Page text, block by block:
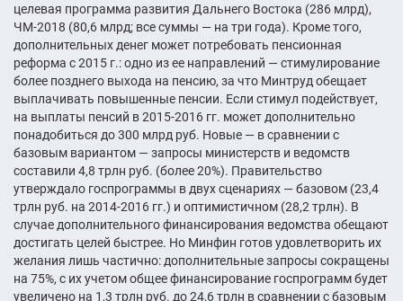
целевая программа развития Дальнего Востока (286 млрд),
ЧМ-2018 (80,6 млрд; все суммы — на три года). Кроме того,
дополнительных денег может потребовать пенсионная
реформа с 2015 г.: одно из ее направлений — стимулирование
более позднего выхода на пенсию, за что Минтруд обещает
выплачивать повышенные пенсии. Если стимул подействует,
на выплаты пенсий в 2015-2016 гг. может дополнительно
понадобиться до 300 млрд руб. Новые — в сравнении с
базовым вариантом — запросы министерств и ведомств
составили 4,8 трлн руб. (более 20%). Правительство
утверждало госпрограммы в двух сценариях — базовом (23,4
трлн руб. на 2014-2016 гг.) и оптимистичном (28,2 трлн). В
случае дополнительного финансирования ведомства обещают
достигать целей быстрее. Но Минфин готов удовлетворить их
желания лишь частично: дополнительные запросы сокращены
на 75%, с их учетом общее финансирование госпрограмм будет
увеличено на 1,3 трлн руб. до 24,6 трлн в сравнении с базовым